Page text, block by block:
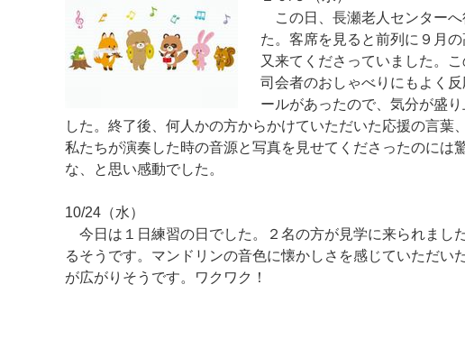
この日、長瀬老人センターへ
た。客席を見ると前列に９月
又来てくださっていました。
司会者のおしゃべりにもよく
ールがあったので、気分が盛
した。終了後、何人かの方からかけていただいた応援の言
私たちが演奏した時の音源と写真を見せてくださったのに
な、と思い感動でした。
10/24（水）
今日は１日練習の日でした。２名の方が見学に来られまし
るそうです。マンドリンの音色に懐かしさを感じていただ
が広がりそうです。ワクワク！
マイメディア検索